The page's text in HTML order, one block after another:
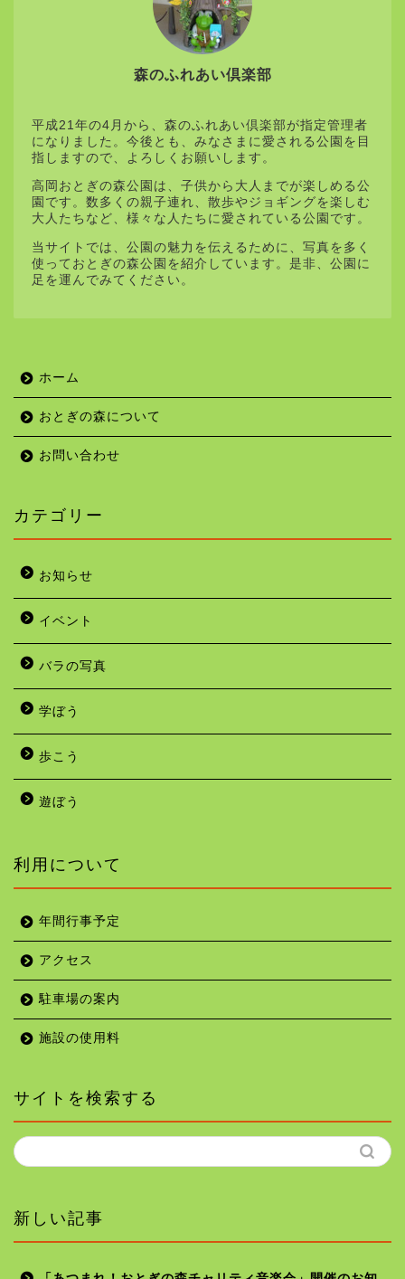
森のふれあい倶楽部
平成21年の4月から、森のふれあい倶楽部が指定管理者
になりました。今後とも、みなさまに愛される公園を目
指しますので、よろしくお願いします。
高岡おとぎの森公園は、子供から大人までが楽しめる公
園です。数多くの親子連れ、散歩やジョギングを楽しむ
大人たちなど、様々な人たちに愛されている公園です。
当サイトでは、公園の魅力を伝えるために、写真を多く
使っておとぎの森公園を紹介しています。是非、公園に
足を運んでみてください。
ホーム
おとぎの森について
お問い合わせ
カテゴリー
お知らせ
イベント
バラの写真
学ぼう
歩こう
遊ぼう
利用について
年間行事予定
アクセス
駐車場の案内
施設の使用料
サイトを検索する
新しい記事